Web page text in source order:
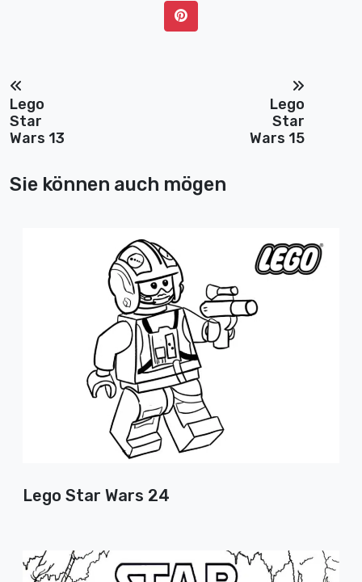
Lego
Star
Wars 13
Lego
Star
Wars 15
Sie können auch mögen
Lego Star Wars 24